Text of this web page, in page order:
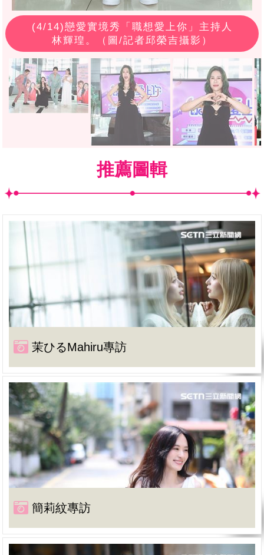
(4/14)戀愛實境秀「職想愛上你」主持人
林輝瑝。（圖/記者邱榮吉攝影）
推薦圖輯
茉ひるMahiru專訪
簡莉紋專訪